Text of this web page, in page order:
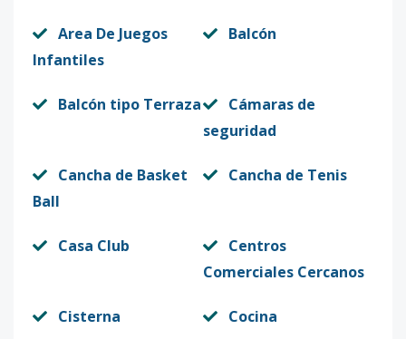
Area De Juegos
Infantiles
Balcón
Balcón tipo Terraza
Cámaras de
seguridad
Cancha de Basket
Ball
Cancha de Tenis
Casa Club
Centros
Comerciales Cercanos
Cisterna Cocina